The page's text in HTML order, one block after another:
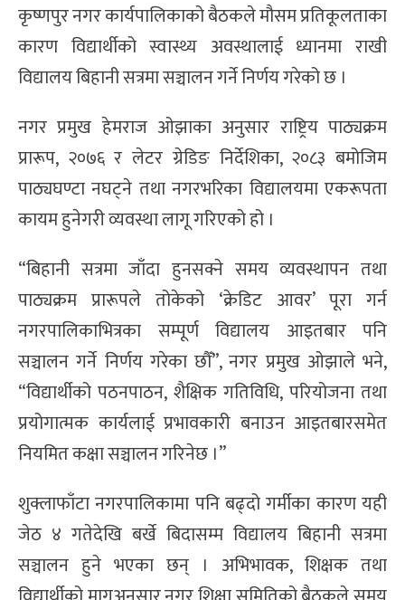
कृष्णपुर नगर कार्यपालिकाको बैठकले मौसम प्रतिकूलताका
कारण विद्यार्थीको स्वास्थ्य अवस्थालाई ध्यानमा राखी
विद्यालय बिहानी सत्रमा सञ्चालन गर्ने निर्णय गरेको छ ।
नगर प्रमुख हेमराज ओझाका अनुसार राष्ट्रिय पाठ्यक्रम
प्रारूप, २०७६ र लेटर ग्रेडिङ निर्देशिका, २०८३ बमोजिम
पाठ्यघण्टा नघट्ने तथा नगरभरिका विद्यालयमा एकरूपता
कायम हुनेगरी व्यवस्था लागू गरिएको हो ।
“बिहानी सत्रमा जाँदा हुनसक्ने समय व्यवस्थापन तथा
पाठ्यक्रम प्रारूपले तोकेको ‘क्रेडिट आवर’ पूरा गर्न
नगरपालिकाभित्रका सम्पूर्ण विद्यालय आइतबार पनि
सञ्चालन गर्ने निर्णय गरेका छौँ”, नगर प्रमुख ओझाले भने,
“विद्यार्थीको पठनपाठन, शैक्षिक गतिविधि, परियोजना तथा
प्रयोगात्मक कार्यलाई प्रभावकारी बनाउन आइतबारसमेत
नियमित कक्षा सञ्चालन गरिनेछ ।”
शुक्लाफाँटा नगरपालिकामा पनि बढ्दो गर्मीका कारण यही
जेठ ४ गतेदेखि बर्खे बिदासम्म विद्यालय बिहानी सत्रमा
सञ्चालन हुने भएका छन् । अभिभावक, शिक्षक तथा